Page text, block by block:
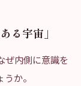
る宇宙」
ぜ内側に意識を
か。